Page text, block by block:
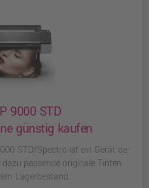
9000 STD
günstig kaufen
STD/Spectro ist ein Gerät der
passende originale Tinten
Lagerbestand.